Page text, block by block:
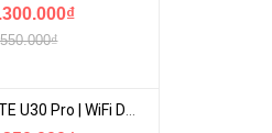
ZTE U30 Pro | WiFi Di Động 5G Tốc Độ Lên Đến 500Mbps, Màn Hình Cảm Ứng